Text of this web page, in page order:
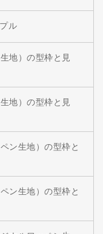
ル
地）の型枠と見
地）の型枠と見
ン生地）の型枠と
ン生地）の型枠と